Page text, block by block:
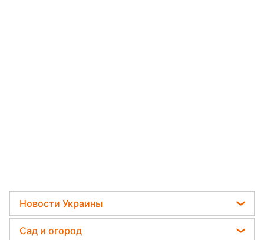
Новости Украины
Телеграм новости Украины
Сад и огород